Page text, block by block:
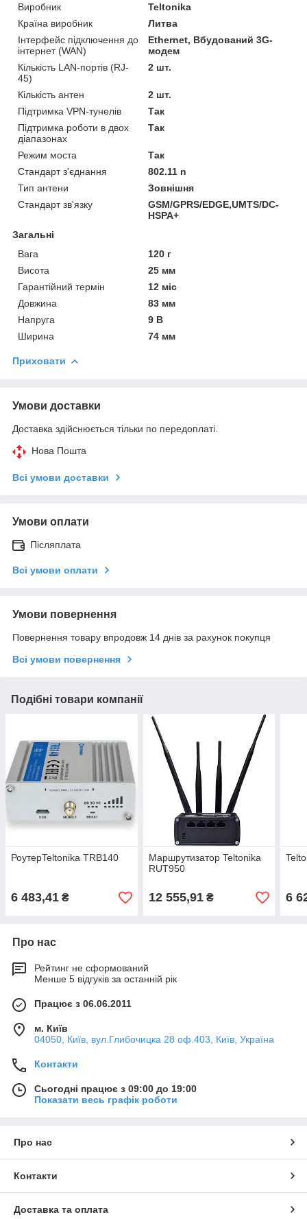
Виробник
Teltonika
Країна виробник
Литва
Інтерфейс підключення до
інтернет (WAN)
Ethernet, Вбудований 3G-
модем
Кількість LAN-портів (RJ-
45)
2 шт.
Кількість антен
2 шт.
Підтримка VPN-тунелів
Так
Підтримка роботи в двох
діапазонах
Так
Режим моста
Так
Стандарт з'єднання
802.11 n
Тип антени
Зовнішня
Стандарт зв'язку
GSM/GPRS/EDGE,UMTS/DC-
HSPA+
Загальні
Вага
120 г
Висота
25 мм
Гарантійний термін
12 міс
Довжина
83 мм
Напруга
9 В
Ширина
74 мм
Приховати
Умови доставки
Доставка здійснюється тільки по передоплаті.
Нова Пошта
Всі умови доставки
Умови оплати
Післяплата
Всі умови оплати
Умови повернення
Повернення товару впродовж 14 днів за рахунок покупця
Всі умови повернення
Подібні товари компанії
РоутерTeltonika TRB140
6 483,41 ₴
Маршрутизатор Teltonika
RUT950
12 555,91₴ 6
Про нас
Рейтинг не сформований
Менше 5 відгуків за останній рік
Працює з 06.06.2011
м. Київ
04050, Київ, вул.Глибочицка 28 оф.403, Київ, Україна
Контакти
Сьогодні працює з 09:00 до 19:00
Показати весь графік роботи
Про нас
Контакти
Доставка та оплата